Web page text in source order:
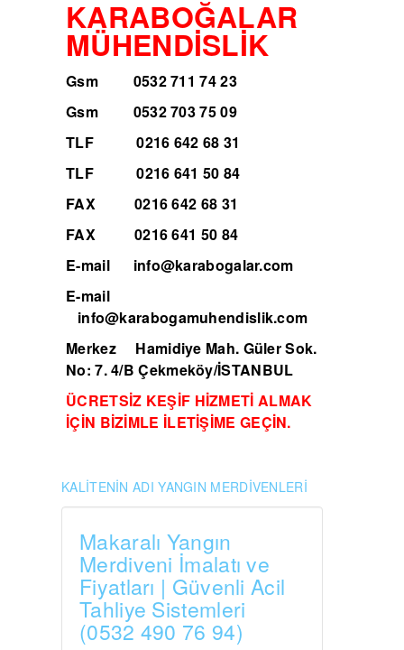
KARABOĞALAR
MÜHENDİSLİK
Gsm0532 711 74 23
Gsm0532 703 75 09
TLF
0216 642 68 31
TLF
0216 641 50 84
FAX
0216 642 68 31
FAX
0216 641 50 84
E-mail
info@karabogalar.com
E-mail
info@karabogamuhendislik.com
MerkezHamidiye Mah. Güler Sok.
No: 7. 4/B Çekmeköy/İSTANBUL
ÜCRETSİZ KEŞİF HİZMETİ ALMAK
İÇİN BİZİMLE İLETİŞİME GEÇİN.
KALİTENİN ADI YANGIN MERDİVENLERİ
Makaralı Yangın
Merdiveni İmalatı ve
Fiyatları | Güvenli Acil
Tahliye Sistemleri
(0532 490 76 94)